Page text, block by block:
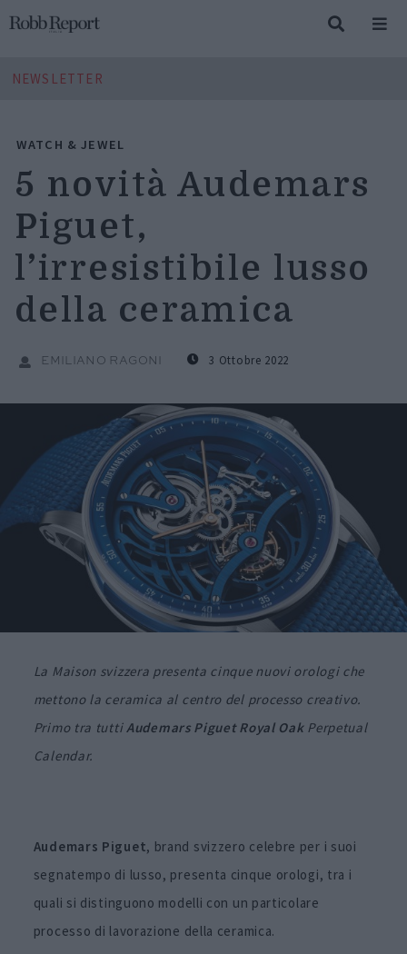
NEWSLETTER
WATCH & JEWEL
5 novità Audemars
Piguet,
l’irresistibile lusso
della ceramica
EMILIANO RAGONI 3 Ottobre 2022
La Maison svizzera presenta cinque nuovi orologi che
mettono la ceramica al centro del processo creativo.
Primo tra tutti Audemars Piguet Royal Oak Perpetual
Calendar.
Audemars Piguet, brand svizzero celebre per i suoi
segnatempo di lusso, presenta cinque orologi, tra i
quali si distinguono modelli con un particolare
processo di lavorazione della ceramica.